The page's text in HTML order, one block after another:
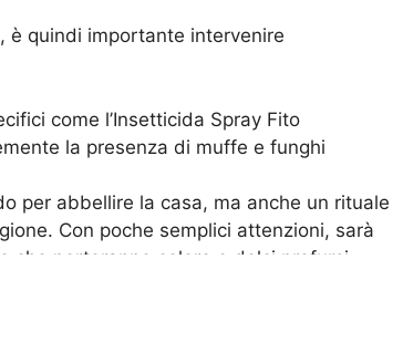
è quindi importante intervenire
come l’Insetticida Spray Fito
la presenza di muffe e funghi
per abbellire la casa, ma anche un rituale
Con poche semplici attenzioni, sarà
porteranno colore e dolci profumi,